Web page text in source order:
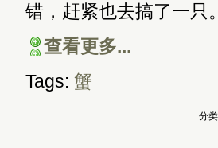
错，赶紧也去搞了一只
查看更多...
Tags: 蟹
分